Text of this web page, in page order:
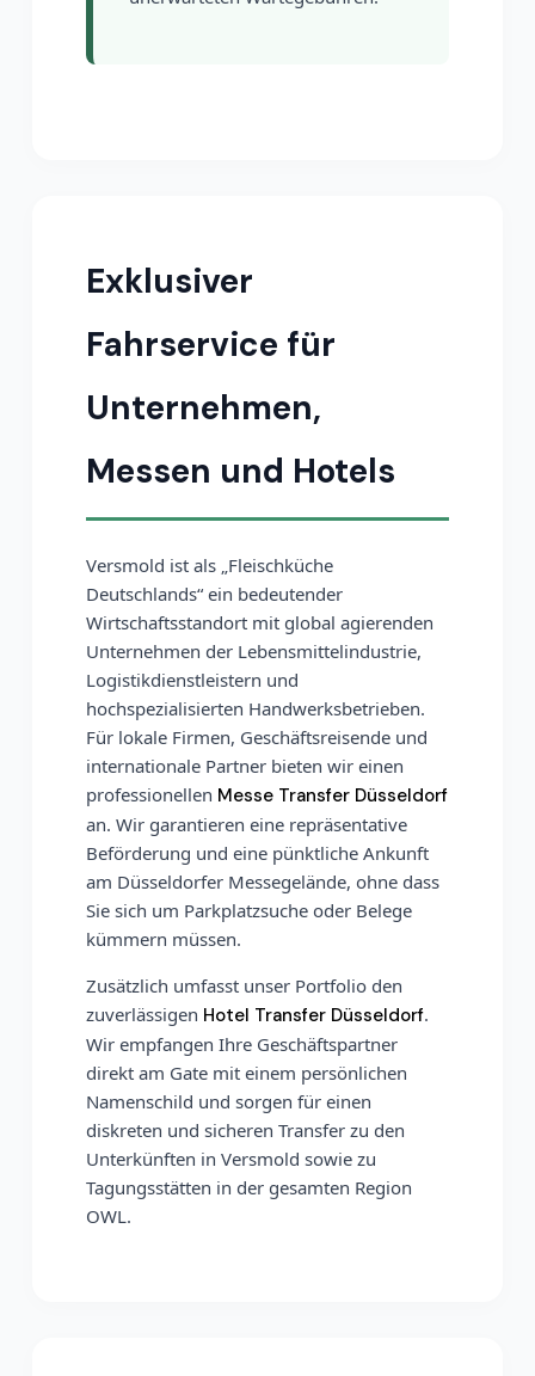
Exklusiver
Fahrservice für
Unternehmen,
Messen und Hotels
Versmold ist als „Fleischküche
Deutschlands“ ein bedeutender
Wirtschaftsstandort mit global agierenden
Unternehmen der Lebensmittelindustrie,
Logistikdienstleistern und
hochspezialisierten Handwerksbetrieben.
Für lokale Firmen, Geschäftsreisende und
internationale Partner bieten wir einen
professionellen Messe Transfer Düsseldorf
an. Wir garantieren eine repräsentative
Beförderung und eine pünktliche Ankunft
am Düsseldorfer Messegelände, ohne dass
Sie sich um Parkplatzsuche oder Belege
kümmern müssen.
Zusätzlich umfasst unser Portfolio den
zuverlässigen Hotel Transfer Düsseldorf.
Wir empfangen Ihre Geschäftspartner
direkt am Gate mit einem persönlichen
Namenschild und sorgen für einen
diskreten und sicheren Transfer zu den
Unterkünften in Versmold sowie zu
Tagungsstätten in der gesamten Region
OWL.